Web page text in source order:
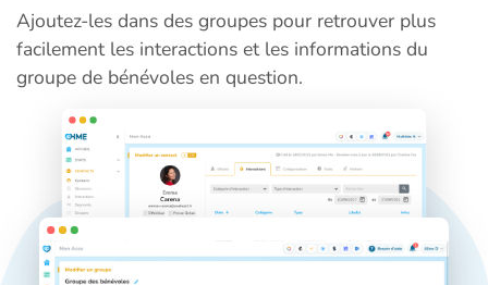
Ajoutez-les dans des groupes pour retrouver plus
facilement les interactions et les informations du
groupe de bénévoles en question.